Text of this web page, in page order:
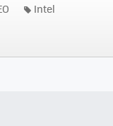
Intel